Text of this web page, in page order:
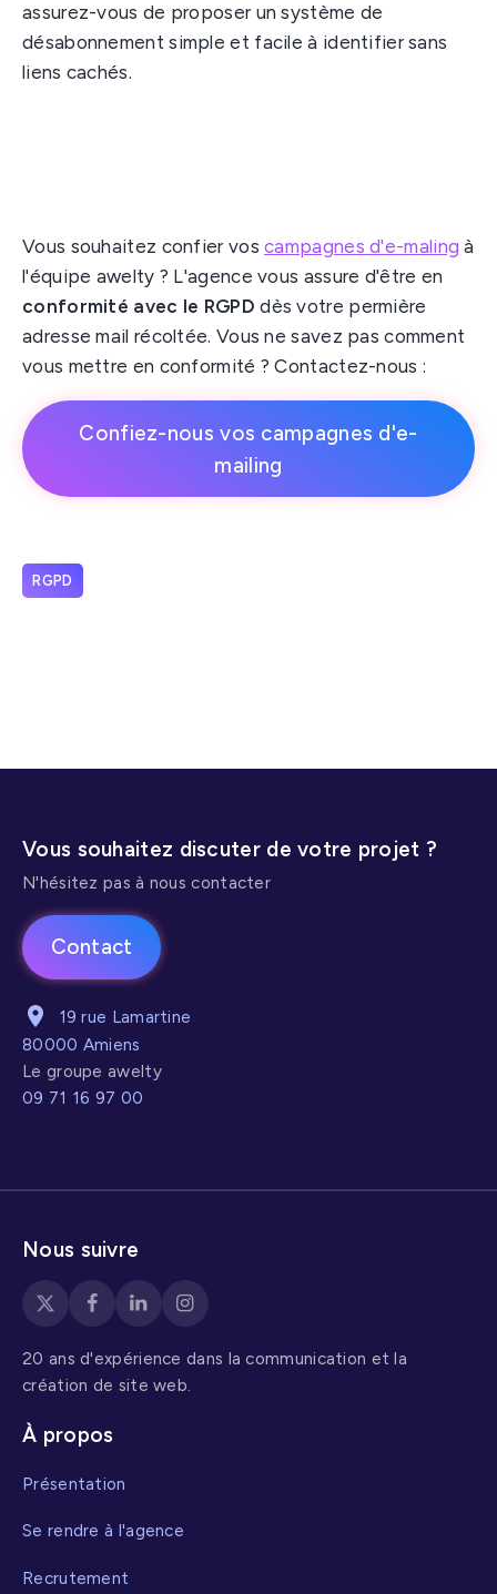
assurez-vous de proposer un système de
désabonnement simple et facile à identifier sans
liens cachés.
Vous souhaitez confier voscampagnes d'e-maling à
l'équipe awelty ? L'agence vous assure d'être en
conformité avec le RGPD dès votre permière
adresse mail récoltée. Vous ne savez pas comment
vous mettre en conformité ? Contactez-nous :
Confiez-nous vos campagnes d'e-
mailing
RGPD
Vous souhaitez discuter de votre projet ?
N'hésitez pas à nous contacter
Contact
19 rue Lamartine
80000 Amiens
Le groupe awelty
09 71 16 97 00
Nous suivre
20 ans d'expérience dans la communication et la
création de site web.
À propos
Présentation
Se rendre à l'agence
Recrutement